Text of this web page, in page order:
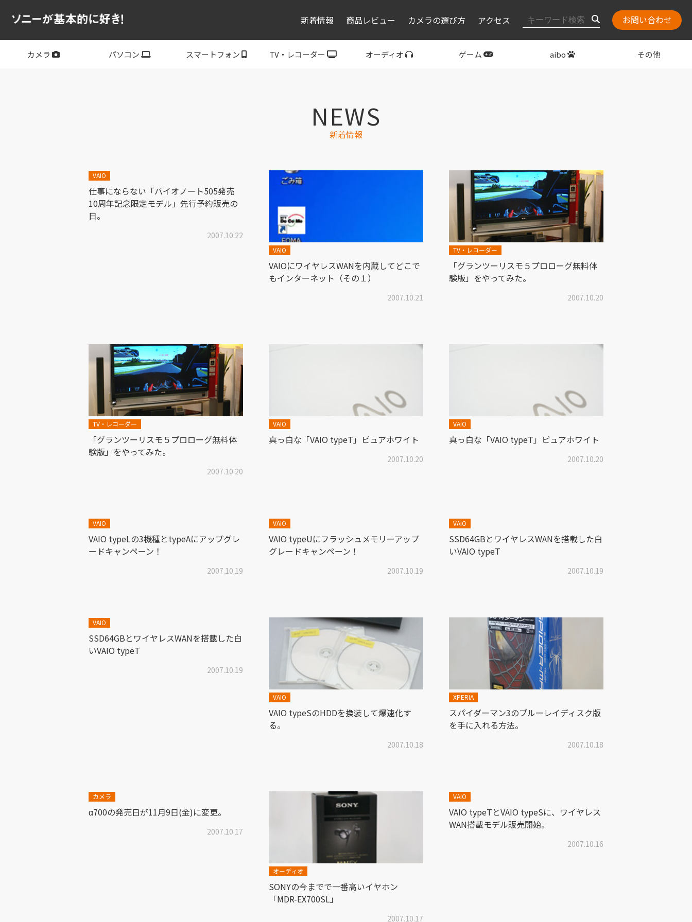
新着情報 商品レビュー カメラの選び方 アクセス お問い合わせ
カメラ パソコン スマートフォン TV・レコーダー オーディオ ゲーム aibo その他
NEWS
新着情報
VAIO
仕事にならない「バイオノート505発売
10周年記念限定モデル」先行予約販売の
日。
2007.10.22
VAIO
VAIOにワイヤレスWANを内蔵してどこで
もインターネット（その１）
2007.10.21
TV・レコーダー
「グランツーリスモ５プロローグ無料体
験版」をやってみた。
2007.10.20
TV・レコーダー
「グランツーリスモ５プロローグ無料体
験版」をやってみた。
2007.10.20
VAIO
真っ白な「VAIO typeT」ピュアホワイト
2007.10.20
VAIO
真っ白な「VAIO typeT」ピュアホワイト
2007.10.20
VAIO
VAIO typeLの3機種とtypeAにアップグレ
ードキャンペーン！
2007.10.19
VAIO
VAIO typeUにフラッシュメモリーアップ
グレードキャンペーン！
2007.10.19
VAIO
SSD64GBとワイヤレスWANを搭載した白
いVAIO typeT
2007.10.19
VAIO
SSD64GBとワイヤレスWANを搭載した白
いVAIO typeT
2007.10.19
VAIO
VAIO typeSのHDDを換装して爆速化す
る。
2007.10.18
XPERIA
スパイダーマン3のブルーレイディスク版
を手に入れる方法。
2007.10.18
カメラ
α700の発売日が11月9日(金)に変更。
2007.10.17
オーディオ
SONYの今までで一番高いイヤホン
「MDR-EX700SL」
2007.10.17
VAIO
VAIO typeTとVAIO typeSに、ワイヤレス
WAN搭載モデル販売開始。
2007.10.16